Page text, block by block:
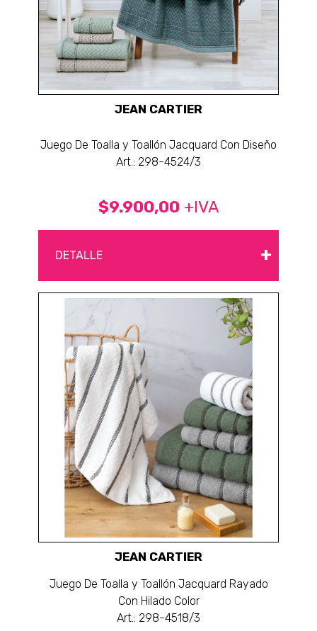
JEAN CARTIER
Juego De Toalla y Toallón Jacquard Con Diseño
Art.: 298-4524/3
$9.900,00 +IVA
DETALLE +
JEAN CARTIER
Juego De Toalla y Toallón Jacquard Rayado
Con Hilado Color
Art.: 298-4518/3